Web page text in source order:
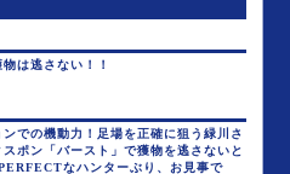
は逃さない！！
での機動力！足場を正確に狙う緑川さ
ポン「バースト」で獲物を逃さないと
なハンターぶり、お見事で